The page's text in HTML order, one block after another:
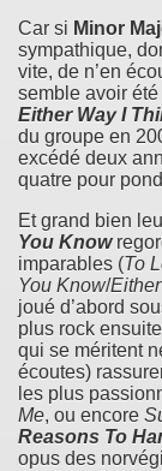
Car si Minor
sympathique,
vite, de n’en
semble avoir
Either Way I
du groupe en
excédé deux
quatre pour
Et grand bien
You Know
imparables (To
You Know/
joué d’abord
plus rock
qui se méritent
écoutes)
les plus
Me, ou encore
Reasons To
opus des